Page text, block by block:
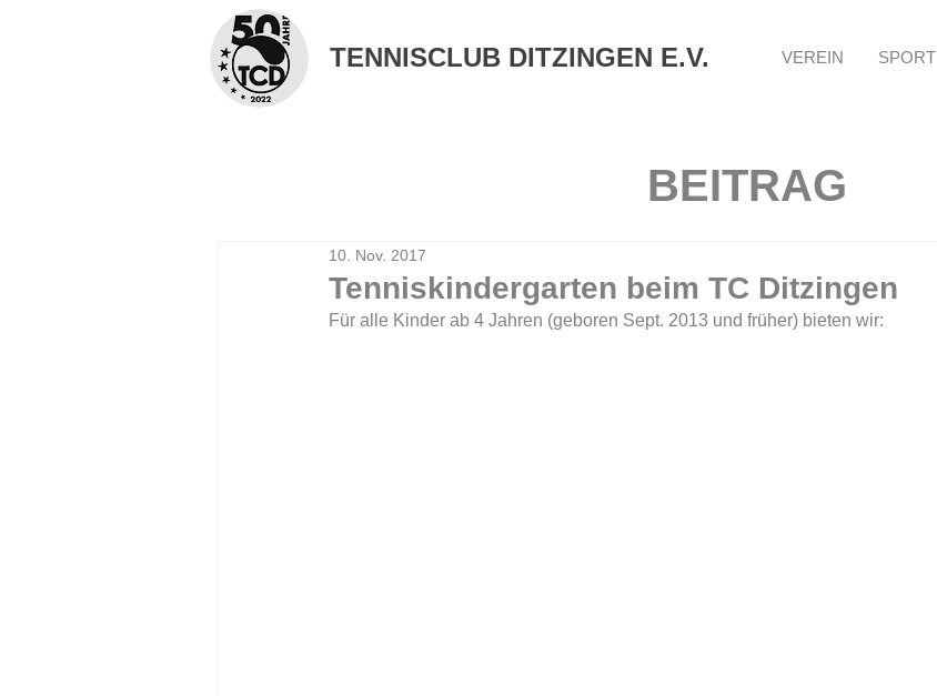
TENNISCLUB DITZINGEN E.V. VEREIN SPORT
BEITRAG
Tenniskindergarten beim TC Ditzingen
10. Nov. 2017
Für alle Kinder ab 4 Jahren (geboren Sept. 2013 und früher) bieten wir: